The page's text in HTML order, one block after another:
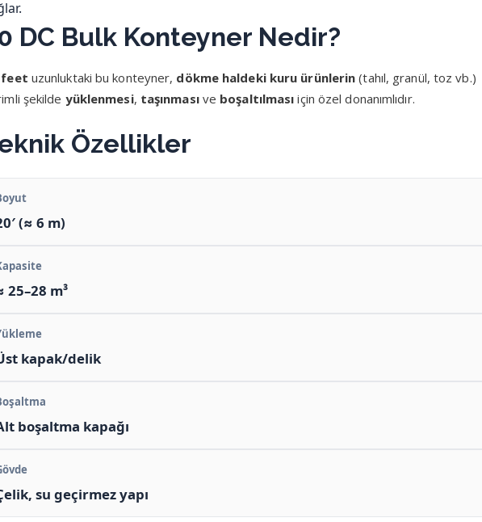
DC Bulk Konteyner Nedir?
feet uzunluktaki bu konteyner, dökme haldeki kuru ürünlerin (tahıl, granül, toz vb.)
şekilde yüklenmesi, taşınmasıve boşaltılması için özel donanımlıdır.
Özellikler
(≈ 6 m)
25–28 m³
kapak/delik
boşaltma kapağı
su geçirmez yapı